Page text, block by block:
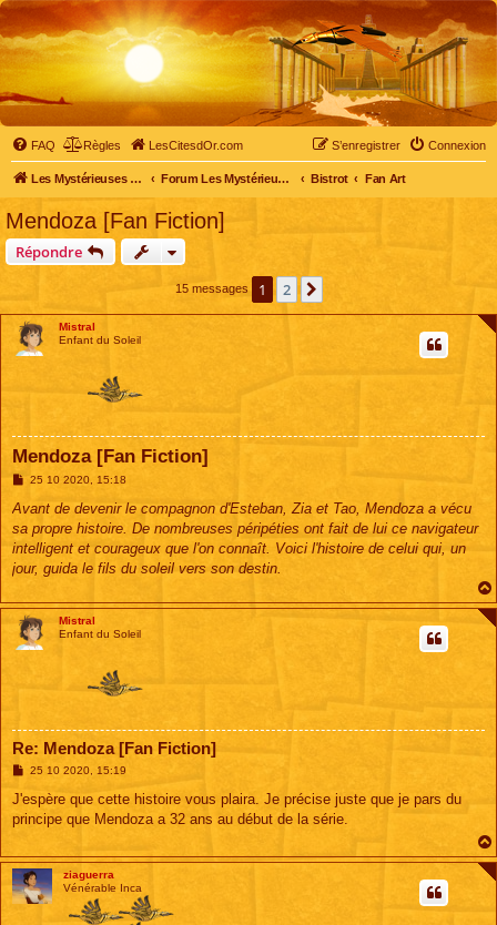
FAQ Règles LesCitesdOr.com Connexion
S’enregistrer
Les Mystérieuses Cités d'Or - LesCitesdOr.com Forum Les Mystérieuses Cités d'Or Bistrot Fan Art
Mendoza [Fan Fiction]
Répondre
15 messages 1 2
Mistral
Enfant du Soleil
Mendoza [Fan Fiction]
M
s
a
g
25 10 2020, 15:18
Avant de devenir le compagnon d'Esteban, Zia et Tao, Mendoza a vécu
sa propre histoire. De nombreuses péripéties ont fait de lui ce navigateur
intelligent et courageux que l'on connaît. Voici l'histoire de celui qui, un
jour, guida le fils du soleil vers son destin.
Mistral
Enfant du Soleil
Re: Mendoza [Fan Fiction]
M
s
a
25 10 2020, 15:19
J'espère que cette histoire vous plaira. Je précise juste que je pars du
principe que Mendoza a 32 ans au début de la série.
ziaguerra
Vénérable Inca